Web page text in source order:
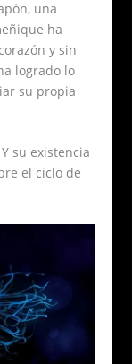
una
ha
y sin
logrado lo
su propia
su existencia
el ciclo de